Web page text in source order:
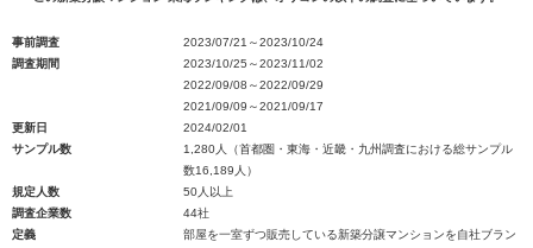
事前調査
2023/07/21～2023/10/24
調査期間
2023/10/25～2023/11/02
2022/09/08～2022/09/29
2021/09/09～2021/09/17
更新日
2024/02/01
サンプル数
1,280人（首都圏・東海・近畿・九州調査における総サンプル
数16,189人）
規定人数
50人以上
調査企業数
44社
定義
部屋を一室ずつ販売している新築分譲マンションを自社ブラン